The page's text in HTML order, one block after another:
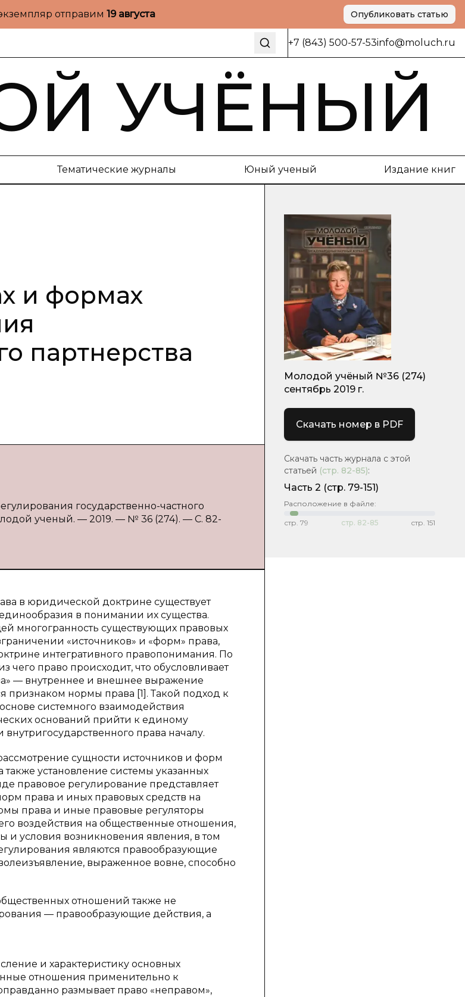
отправим 19 августа Опубликовать статью
+7 (843) 500-57-53info@moluch.ru
УЧЁНЫЙ
Тематические журналы Юный ученый Издание книг
и формах
партнерства
государственно-частного
ученый. — 2019. — № 36 (274). — С. 82-
в юридической доктрине существует
единообразия в понимании их существа.
многогранность существующих правовых
«источников» и «форм» права,
интегративного правопонимания. По
чего право происходит, что обусловливает
— внутреннее и внешнее выражение
признаком нормы права [1]. Такой подход к
системного взаимодействия
оснований прийти к единому
права началу.
сущности источников и форм
также установление системы указанных
правовое регулирование представляет
права и иных правовых средств на
права и иные правовые регуляторы
воздействия на общественные отношения,
и условия возникновения явления, в том
являются правообразующие
выраженное вовне, способно
отношений также не
— правообразующие действия, а
и характеристику основных
отношения применительно к
размывает право «неправом»,
Молодой учёный №36 (274)
сентябрь 2019 г.
Скачать номер в PDF
Скачать часть журнала с этой
статьей (стр. 82-85):
Часть 2 (стр. 79-151)
Расположение в файле:
стр. 79 стр. 82-85 стр. 151